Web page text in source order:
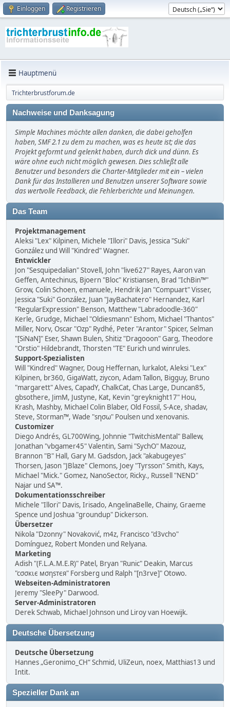
Einloggen Registrieren
Hauptmenü
Trichterbrustforum.de
Nachweise und Danksagung
Simple Machines möchte allen danken, die dabei geholfen
haben, SMF 2.1 zu dem zu machen, was es heute ist; die das
Projekt geformt und gelenkt haben, durch dick und dünn. Es
wäre ohne euch nicht möglich gewesen. Dies schließt alle
Benutzer und besonders die Charter-Mitglieder mit ein – vielen
Dank für das Installieren und Benutzen unserer Software sowie
das wertvolle Feedback, die Fehlerberichte und Meinungen.
Das Team
Projektmanagement
Aleksi "Lex" Kilpinen, Michele "Illori" Davis, Jessica "Suki"
González und Will "Kindred" Wagner.
Entwickler
Jon "Sesquipedalian" Stovell, John "live627" Rayes, Aaron van
Geffen, Antechinus, Bjoern "Bloc" Kristiansen, Brad "IchBin™"
Grow, Colin Schoen, emanuele, Hendrik Jan "Compuart" Visser,
Jessica "Suki" González, Juan "JayBachatero" Hernandez, Karl
"RegularExpression" Benson, Matthew "Labradoodle-360"
Kerle, Grudge, Michael "Oldiesmann" Eshom, Michael "Thantos"
Miller, Norv, Oscar "Ozp" Rydhé, Peter "Arantor" Spicer, Selman
"[SiNaN]" Eser, Shawn Bulen, Shitiz "Dragooon" Garg, Theodore
"Orstio" Hildebrandt, Thorsten "TE" Eurich und winrules.
Support-Spezialisten
Will "Kindred" Wagner, Doug Heffernan, lurkalot, Aleksi "Lex"
Kilpinen, br360, GigaWatt, ziycon, Adam Tallon, Bigguy, Bruno
"margarett" Alves, CapadY, ChalkCat, Chas Large, Duncan85,
gbsothere, JimM, Justyne, Kat, Kevin "greyknight17" Hou,
Krash, Mashby, Michael Colin Blaber, Old Fossil, S-Ace, shadav,
Steve, Storman™, Wade "sησω" Poulsen und xenovanis.
Customizer
Diego Andrés, GL700Wing, Johnnie "TwitchisMental" Ballew,
Jonathan "vbgamer45" Valentin, Sami "SychO" Mazouz,
Brannon "B" Hall, Gary M. Gadsdon, Jack "akabugeyes"
Thorsen, Jason "JBlaze" Clemons, Joey "Tyrsson" Smith, Kays,
Michael "Mick." Gomez, NanoSector, Ricky., Russell "NEND"
Najar und SA™.
Dokumentationsschreiber
Michele "Illori" Davis, Irisado, AngelinaBelle, Chainy, Graeme
Spence und Joshua "groundup" Dickerson.
Übersetzer
Nikola "Dzonny" Novaković, m4z, Francisco "d3vcho"
Domínguez, Robert Monden und Relyana.
Marketing
Adish "(F.L.A.M.E.R)" Patel, Bryan "Runic" Deakin, Marcus
"cσσкιє мσηѕтєя" Forsberg und Ralph "[n3rve]" Otowo.
Webseiten-Administratoren
Jeremy "SleePy" Darwood.
Server-Administratoren
Derek Schwab, Michael Johnson und Liroy van Hoewijk.
Deutsche Übersetzung
Deutsche Übersetzung
Hannes „Geronimo_CH“ Schmid, UliZeun, noex, Matthias13 und
Intit.
Spezieller Dank an